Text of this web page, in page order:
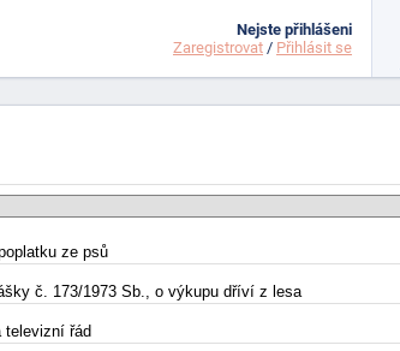
ze psů
č. 173/1973 Sb., o výkupu dříví z lesa
televizní řád
Nejste přihlášeni
Zaregistrovat / Přihlásit se